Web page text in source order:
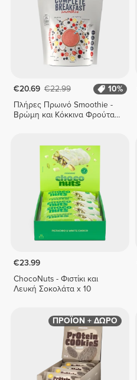
€20.69 €22.99
10%
Πλήρες Πρωινό Smoothie -
Βρώμη και Κόκκινα Φρούτα
€23.99
ChocoNuts - Φιστίκι και
Λευκή Σοκολάτα x 10
ΠΡΟΪΟΝ + ΔΩΡΟ